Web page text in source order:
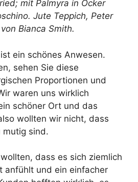
; mit Palmyra in Ocker
. Jute Teppich, Peter
Bianca Smith.
ein schönes Anwesen.
sehen Sie diese
Proportionen und
waren uns wirklich
schöner Ort und das
wollten wir nicht, dass
mutig sind.
dass es sich ziemlich
anfühlt und ein einfacher